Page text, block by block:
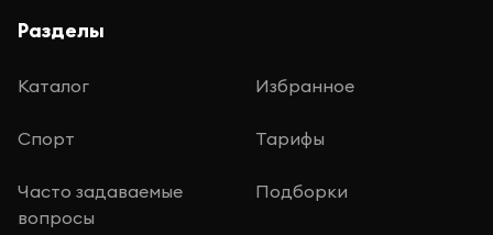
Разделы
Каталог Избранное
Спорт Тарифы
Часто задаваемые
вопросы
Подборки